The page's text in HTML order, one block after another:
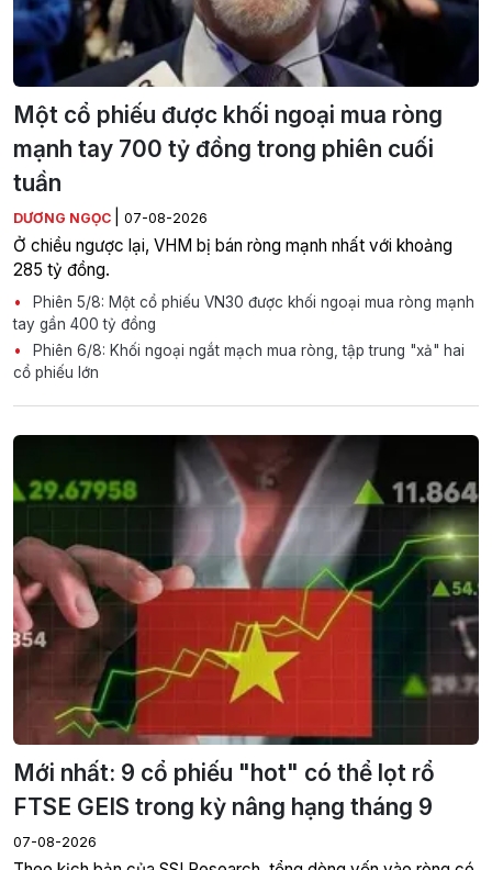
Một cổ phiếu được khối ngoại mua ròng
mạnh tay 700 tỷ đồng trong phiên cuối
tuần
DƯƠNG NGỌC 07-08-2026
Ở chiều ngược lại, VHM bị bán ròng mạnh nhất với khoảng
285 tỷ đồng.
Phiên 5/8: Một cổ phiếu VN30 được khối ngoại mua ròng mạnh
tay gần 400 tỷ đồng
Phiên 6/8: Khối ngoại ngắt mạch mua ròng, tập trung "xả" hai
cổ phiếu lớn
Mới nhất: 9 cổ phiếu "hot" có thể lọt rổ
FTSE GEIS trong kỳ nâng hạng tháng 9
07-08-2026